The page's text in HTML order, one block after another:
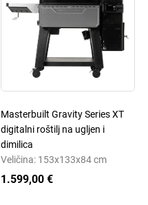
Masterbuilt Gravity Series XT
digitalni roštilj na ugljen i
dimilica
Veličina: 153x133x84 cm
1.599,00 €